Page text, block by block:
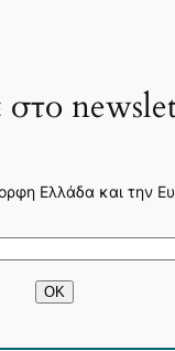
στο
Ελλάδα και την